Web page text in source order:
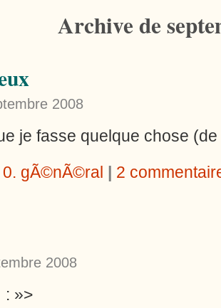
Archive de
2008
je fasse quelque chose
0. gÃ©nÃ©ral | 2
2008
»>